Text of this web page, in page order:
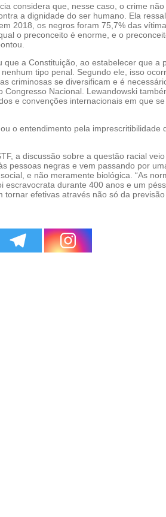
considera que, nesse caso, o crime não
a dignidade do ser humano. Ela
2018, os negros foram 75,7% das
o preconceito é enorme, e o
a Constituição, ao estabelecer que a
tipo penal. Segundo ele, isso
criminosas se diversificam e é
Nacional. Lewandowski
e convenções internacionais em que se
o entendimento pela imprescritibilidade
a discussão sobre a questão racial veio
pessoas negras e vem passando por
e não meramente biológica. “As
escravocrata durante 400 anos e um
efetivas através não só da previsão